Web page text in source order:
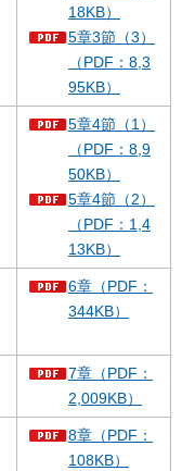
18KB）
5章3節（3）
（PDF：8,3
95KB）
5章4節（1）
（PDF：8,9
50KB）
5章4節（2）
（PDF：1,4
13KB）
6章（PDF：
344KB）
7章（PDF：
2,009KB）
8章（PDF：
108KB）